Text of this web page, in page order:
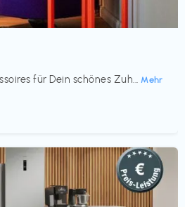
für Dein schönes Zuh... Mehr